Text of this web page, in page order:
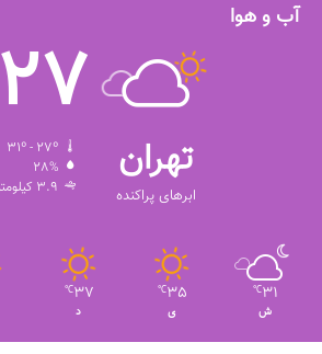
آب و هوا
تهران
ابرهای پراکنده
27
28%
3.9 کیلومتر/ساعت
31
℃
ش
35
℃
ی
37
℃
د